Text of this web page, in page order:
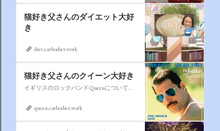
猫好き父さんのダイエット大好
き
diet.carbodiet.work
猫好き父さんのクイーン大好き
イギリスのロックバンドQueenについての情報をアップします。
queen.carbodiet.work